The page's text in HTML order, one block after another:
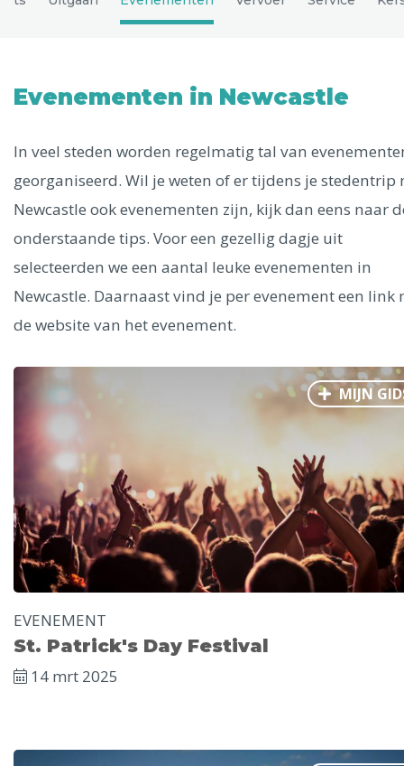
Uitgelichte bestemmingen
Phoenix
Dresden
Parijs Tokio Amsterdam Barcelona Dubai
Milaan
Singapore
Rome Berlijn Mechelen Venetië
Florence
Dublin
Hong Kong München Wenen Budapest
Madrid
Vancouver
Evenementen in Newcastle
In veel steden worden regelmatig tal van
georganiseerd. Wil je weten of er tijdens je stedentrip
Newcastle ook evenementen zijn, kijk dan eens naar
onderstaande tips. Voor een gezellig dagje uit
selecteerden we een aantal leuke evenementen in
Newcastle. Daarnaast vind je per evenement een link
de website van het evenement.
MIJN
EVENEMENT
St. Patrick's Day Festival
14 mrt 2025